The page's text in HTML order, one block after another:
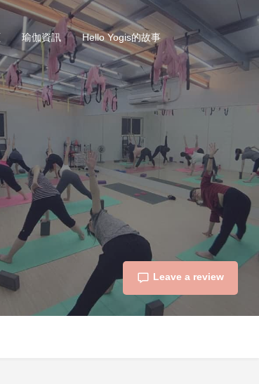
瑜伽資訊 Hello Yogis的故事
Leave a review